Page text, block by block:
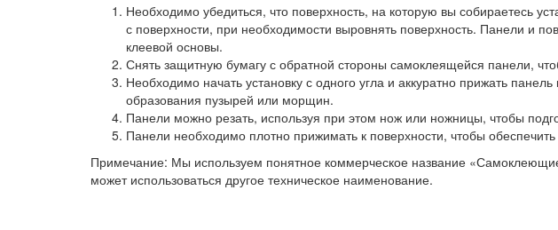
Необходимо убедиться, что поверхность, на которую вы собираетесь
с поверхности, при необходимости выровнять поверхность. Панели и
клеевой основы.
Снять защитную бумагу с обратной стороны самоклеящейся панели,
Необходимо начать установку с одного угла и аккуратно прижать
образования пузырей или морщин.
Панели можно резать, используя при этом нож или ножницы, чтобы
Панели необходимо плотно прижимать к поверхности, чтобы
Примечание: Мы используем понятное коммерческое название
может использоваться другое техническое наименование.